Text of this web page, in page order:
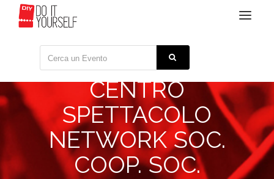
Toggle
CENTRO
SPETTACOLO
NETWORK SOC.
COOP. SOC.